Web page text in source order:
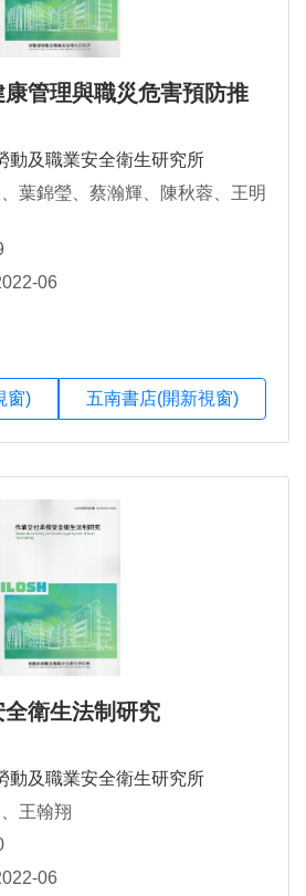
管理與職災危害預防推
動及職業安全衛生研究所
葉錦瑩、蔡瀚輝、陳秋蓉、王明
06
窗) 五南書店(開新視窗)
衛生法制研究
動及職業安全衛生研究所
王翰翔
06